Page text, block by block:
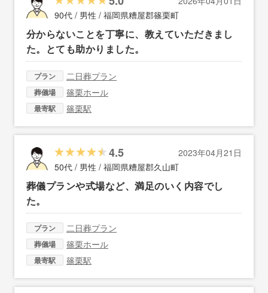
90代 / 男性 / 福岡県糟屋郡篠栗町
分からないことを丁寧に、教えていただきまし
た。とても助かりました。
プラン 二日葬プラン
葬儀場 篠栗ホール
最寄駅 篠栗駅
4.5
2023年04月21日
50代 / 男性 / 福岡県糟屋郡久山町
葬儀プランや式場など、満足のいく内容でし
た。
プラン 二日葬プラン
葬儀場 篠栗ホール
最寄駅 篠栗駅